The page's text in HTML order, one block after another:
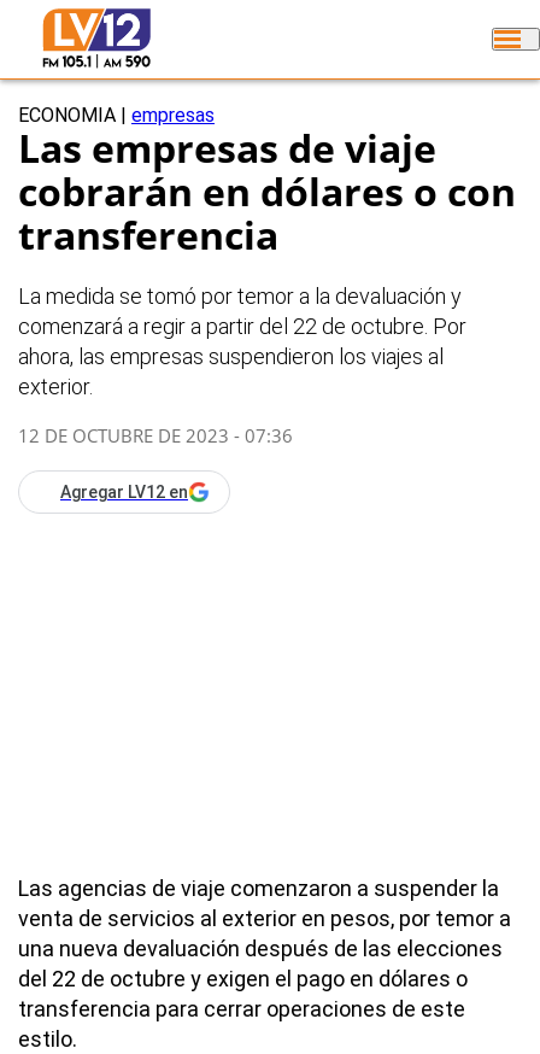
ECONOMIA empresas
Las empresas de viaje
cobrarán en dólares o con
transferencia
La medida se tomó por temor a la devaluación y
comenzará a regir a partir del 22 de octubre. Por
ahora, las empresas suspendieron los viajes al
exterior.
12 DE OCTUBRE DE 2023 - 07:36
Agregar LV12 en
Las agencias de viaje comenzaron a suspender la
venta de servicios al exterior en pesos, por temor a
una nueva devaluación después de las elecciones
del 22 de octubre y exigen el pago en dólares o
transferencia para cerrar operaciones de este
estilo.